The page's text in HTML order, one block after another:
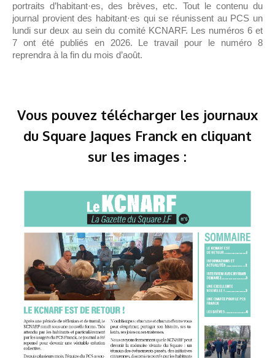
portraits d’habitant·es, des brèves, etc. Tout le contenu du
journal provient des habitant·es qui se réunissent au PCS un
lundi sur deux au sein du comité KCNARF. Les numéros 6 et
7 ont été publiés en 2026. Le travail pour le numéro 8
reprendra à la fin du mois d’août.
Vous pouvez télécharger les journaux
du Square Jaques Franck en cliquant
sur les images :